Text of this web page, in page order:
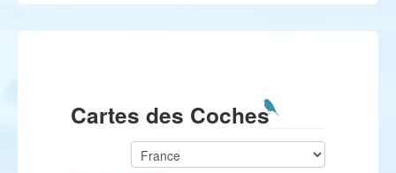
Cartes des Coches